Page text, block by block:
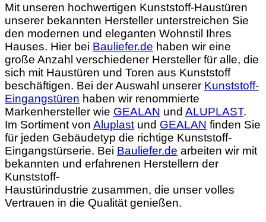
Mit unseren hochwertigen Kunststoff-Haustüren
unserer bekannten Hersteller unterstreichen Sie
den modernen und eleganten Wohnstil Ihres
Hauses. Hier bei Bauliefer.de haben wir eine
große Anzahl verschiedener Hersteller für alle, die
sich mit Haustüren und Toren aus Kunststoff
beschäftigen. Bei der Auswahl unserer Kunststoff-
Eingangstüren haben wir renommierte
Markenhersteller wie GEALAN und ALUPLAST.
Im Sortiment von Aluplast und GEALAN finden Sie
für jeden Gebäudetyp die richtige Kunststoff-
Eingangstürserie. Bei Bauliefer.de arbeiten wir mit
bekannten und erfahrenen Herstellern der
Kunststoff-
Haustürindustrie zusammen, die unser volles
Vertrauen in die Qualität genießen.